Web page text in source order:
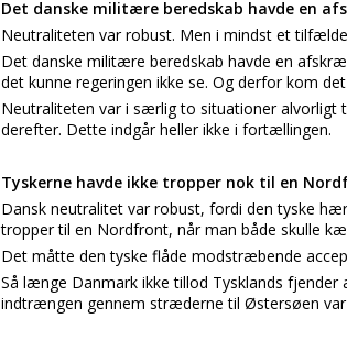
Det danske militære beredskab havde en
Neutraliteten var robust. Men i mindst et
Det danske militære beredskab havde en
det kunne regeringen ikke se. Og derfor kom
Neutraliteten var i særlig to situationer alvorligt
derefter. Dette indgår heller ikke i fortællingen.
Tyskerne havde ikke tropper nok til en
Dansk neutralitet var robust, fordi den tyske
tropper til en Nordfront, når man både skulle
Det måtte den tyske flåde modstræbende
Så længe Danmark ikke tillod Tysklands
indtrængen gennem stræderne til Østersøen var